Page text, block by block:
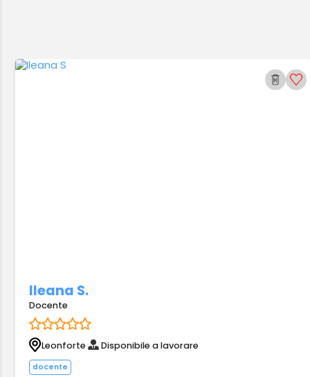
Ileana S.
Docente
Leonforte Disponibile a lavorare
docente